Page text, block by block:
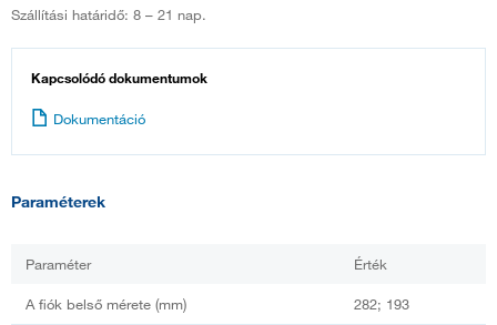
Szállítási határidő: 8 – 21 nap.
Kapcsolódó dokumentumok
Dokumentáció
Paraméterek
Paraméter Érték
A fiók belső mérete (mm) 282; 193